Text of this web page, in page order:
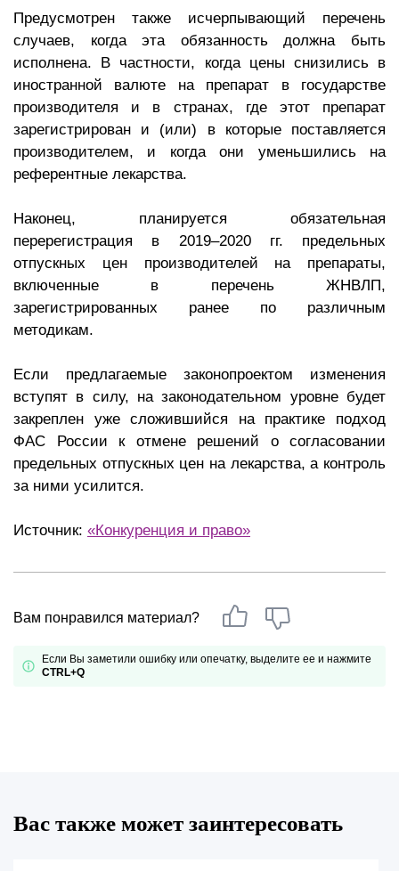
Предусмотрен также исчерпывающий перечень
случаев, когда эта обязанность должна быть
исполнена. В частности, когда цены снизились в
иностранной валюте на препарат в государстве
производителя и в странах, где этот препарат
зарегистрирован и (или) в которые поставляется
производителем, и когда они уменьшились на
референтные лекарства.
Наконец, планируется обязательная
перерегистрация в 2019–2020 гг. предельных
отпускных цен производителей на препараты,
включенные в перечень ЖНВЛП,
зарегистрированных ранее по различным
методикам.
Если предлагаемые законопроектом изменения
вступят в силу, на законодательном уровне будет
закреплен уже сложившийся на практике подход
ФАС России к отмене решений о согласовании
предельных отпускных цен на лекарства, а контроль
за ними усилится.
Источник: «Конкуренция и право»
Вам понравился материал?
Если Вы заметили ошибку или опечатку, выделите ее и нажмите
CTRL+Q
Вас также может заинтересовать